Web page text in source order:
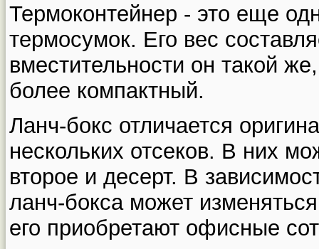
Термоконтейнер - это еще
термосумок. Его вес
вместительности он такой
более компактный.
Ланч-бокс отличается
нескольких отсеков. В них
второе и десерт. В
ланч-бокса может
его приобретают офисные